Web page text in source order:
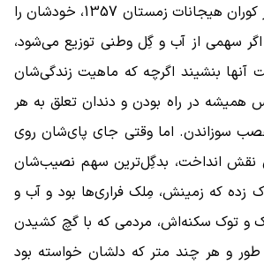
سیستان بودند که در کوران هیجانات زمستان 1357، خودشان را
اگر سهمی از آب و گِل وطنی توزیع می‌شود،
بنشیند اگرچه که ماهیت زندگی‌شان
در راه بودن و دندان تعلق به هر
سوزاندن. اما وقتی جای پای‌شان روی
نقش انداخت، بدگِل‌ترین سهم نصیب‌شان
زده که زمینش، مِلک فراری‌ها بود و آب و
و توک سکنه‌اش، مردمی که با گچ کشیدن
و هر چند متر که دلشان خواسته بود